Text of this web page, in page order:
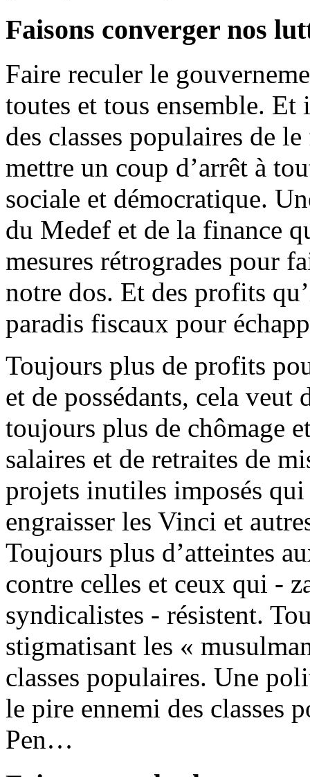
Faisons converger nos
Faire reculer le
toutes et tous ensemble. Et
des classes populaires de
mettre un coup d’arrêt à
sociale et démocratique.
du Medef et de la finance
mesures rétrogrades pour
notre dos. Et des profits
paradis fiscaux pour
Toujours plus de profits
et de possédants, cela veut
toujours plus de chômage
salaires et de retraites de
projets inutiles imposés
engraisser les Vinci et
Toujours plus d’atteintes
contre celles et ceux qui -
syndicalistes - résistent.
stigmatisant les «
classes populaires. Une
le pire ennemi des classes
Pen…